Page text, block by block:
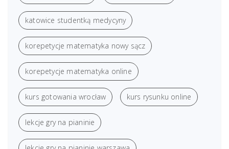
katowice studentką medycyny
korepetycje matematyka nowy sącz
korepetycje matematyka online
kurs gotowania wrocław kurs rysunku online
lekcje gry na pianinie